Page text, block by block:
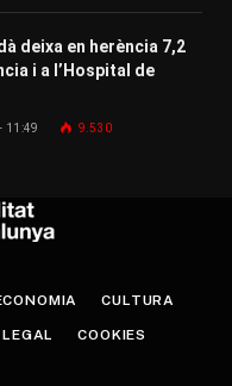
deixa en herència 7,2
i a l’Hospital de
11:49 9.530
CULTURA
COOKIES